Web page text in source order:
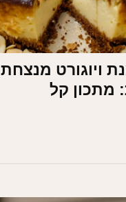
ויוגורט מנצחת
מתכון קל